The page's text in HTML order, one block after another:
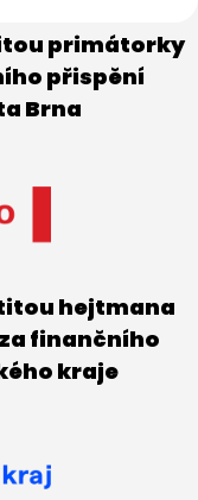
primátorky
přispění
Brna
hejtmana
finančního
kraje